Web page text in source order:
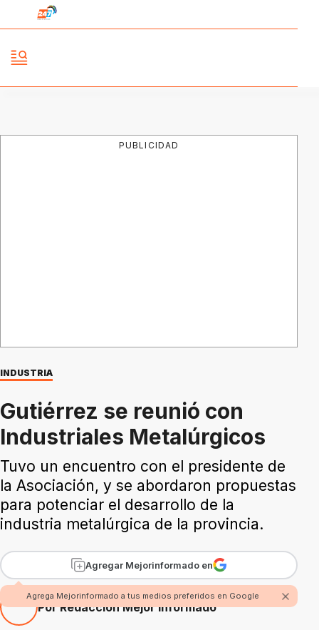
PUBLICIDAD
INDUSTRIA
Gutiérrez se reunió con
Industriales Metalúrgicos
Tuvo un encuentro con el presidente de
la Asociación, y se abordaron propuestas
para potenciar el desarrollo de la
industria metalúrgica de la provincia.
Agregar Mejorinformado en
Agrega Mejorinformado a tus medios preferidos en Google
Por Redacción Mejor Informado